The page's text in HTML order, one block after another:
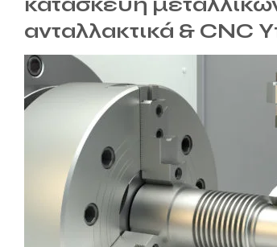
ανταλλακτικά & CNC